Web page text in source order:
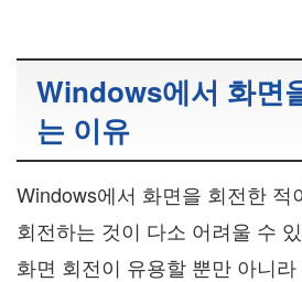
Windows에서 화면
는 이유
Windows에서 화면을 회전한 적
회전하는 것이 다소 어려울 수
화면 회전이 유용할 뿐만 아니